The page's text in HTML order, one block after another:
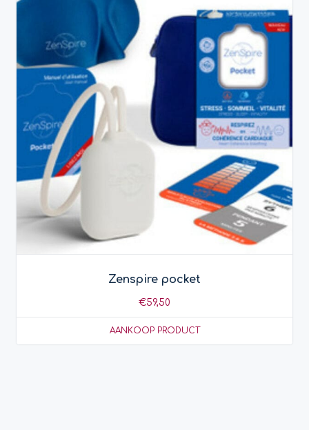
Zenspire pocket
€59,50
AANKOOP PRODUCT